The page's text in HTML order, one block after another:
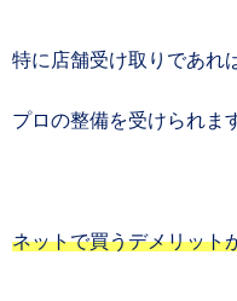
特に店舗受け取りであれ
プロの整備を受けられま
ネットで買うデメリット